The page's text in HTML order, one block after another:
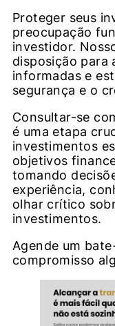
Proteger seus
preocupação
investidor.
disposição para
informadas e
segurança e o
Consultar-se
é uma etapa
investimentos
objetivos
tomando
experiência,
olhar crítico
investimentos.
Agende um
compromisso